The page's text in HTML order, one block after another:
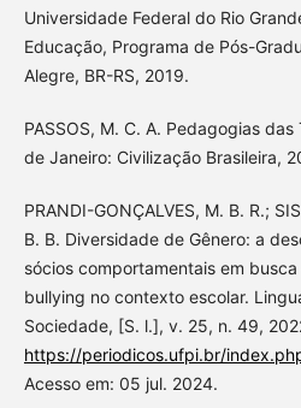
Universidade Federal do Rio
Educação, Programa de Pós-
Alegre, BR-RS, 2019.
PASSOS, M. C. A. Pedagogias
de Janeiro: Civilização Brasileira,
PRANDI-GONÇALVES, M. B. R.;
B. B. Diversidade de Gênero: a
sócios comportamentais em
bullying no contexto escolar.
Sociedade, [S. l.], v. 25, n. 49,
https://periodicos.ufpi.br/
Acesso em: 05 jul. 2024.